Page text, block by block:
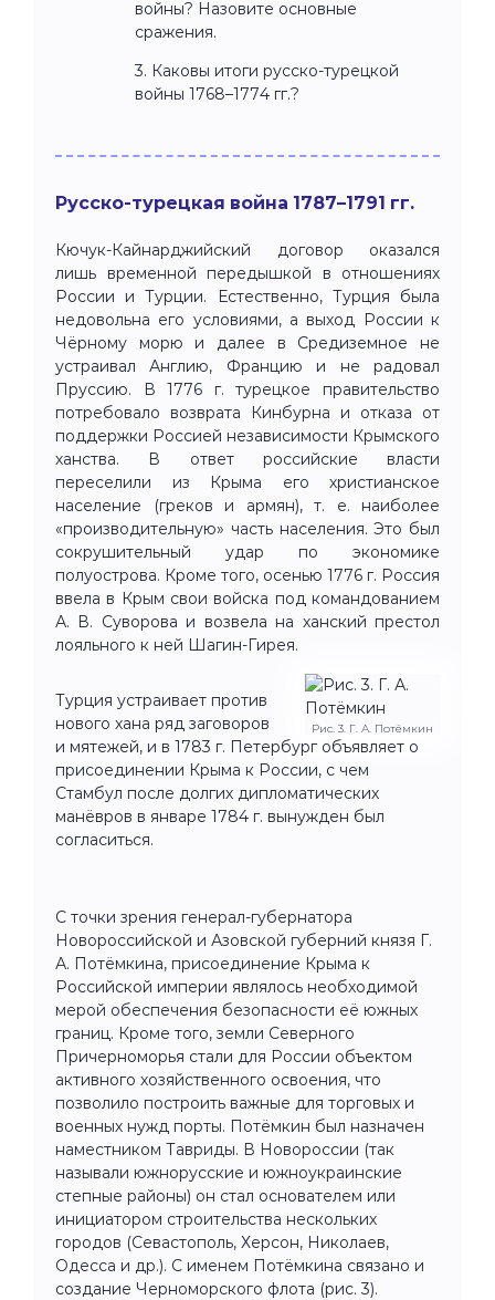
войны? Назовите основные
сражения.
3. Каковы итоги русско-турецкой
войны 1768–1774 гг.?
Русско-турецкая война 1787–1791 гг.
Кючук-Кайнарджийский договор оказался
лишь временной передышкой в отношениях
России и Турции. Естественно, Турция была
недовольна его условиями, а выход России к
Чёрному морю и далее в Средиземное не
устраивал Англию, Францию и не радовал
Пруссию. В 1776 г. турецкое правительство
потребовало возврата Кинбурна и отказа от
поддержки Россией независимости Крымского
ханства. В ответ российские власти
переселили из Крыма его христианское
население (греков и армян), т. е. наиболее
«производительную» часть населения. Это был
сокрушительный удар по экономике
полуострова. Кроме того, осенью 1776 г. Россия
ввела в Крым свои войска под командованием
А. В. Суворова и возвела на ханский престол
лояльного к ней Шагин-Гирея.
Рис. 3. Г. А. Потёмкин
Турция устраивает против
нового хана ряд заговоров
и мятежей, и в 1783 г. Петербург объявляет о
присоединении Крыма к России, с чем
Стамбул после долгих дипломатических
манёвров в январе 1784 г. вынужден был
согласиться.
С точки зрения генерал-губернатора
Новороссийской и Азовской губерний князя Г.
А. Потёмкина, присоединение Крыма к
Российской империи являлось необходимой
мерой обеспечения безопасности её южных
границ. Кроме того, земли Северного
Причерноморья стали для России объектом
активного хозяйственного освоения, что
позволило построить важные для торговых и
военных нужд порты. Потёмкин был назначен
наместником Тавриды. В Новороссии (так
называли южнорусские и южноукраинские
степные районы) он стал основателем или
инициатором строительства нескольких
городов (Севастополь, Херсон, Николаев,
Одесса и др.). С именем Потёмкина связано и
создание Черноморского флота (рис. 3).